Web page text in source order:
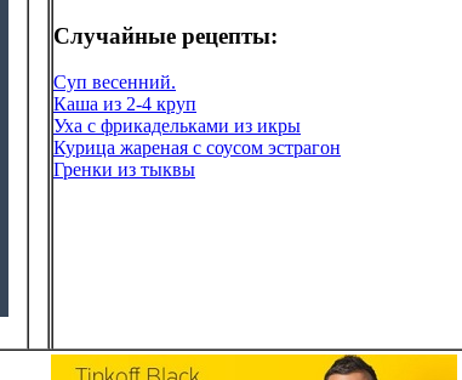
Случайные рецепты:
Суп весенний.
Каша из 2-4 круп
Уха с фрикадельками из икры
Курица жареная с соусом эстрагон
Гренки из тыквы